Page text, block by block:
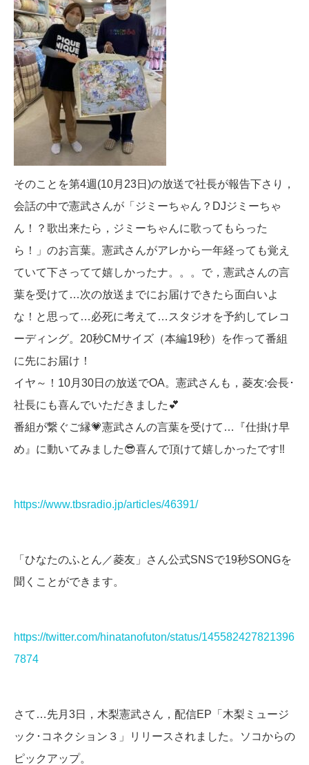
そのことを第4週(10月23日)の放送で社長が報告下さり，
会話の中で憲武さんが「ジミーちゃん？DJジミーちゃ
ん！？歌出来たら，ジミーちゃんに歌ってもらった
ら！」のお言葉。憲武さんがアレから一年経っても覚え
ていて下さってて嬉しかったナ。。。で，憲武さんの言
葉を受けて…次の放送までにお届けできたら面白いよ
な！と思って…必死に考えて…スタジオを予約してレコ
ーディング。20秒CMサイズ（本編19秒）を作って番組
に先にお届け！
イヤ～！10月30日の放送でOA。憲武さんも，菱友:会長･
社長にも喜んでいただきました💕
番組が繋ぐご縁💗憲武さんの言葉を受けて…『仕掛け早
め』に動いてみました😎喜んで頂けて嬉しかったです‼
https://www.tbsradio.jp/articles/46391/
「ひなたのふとん／菱友」さん公式SNSで19秒SONGを
聞くことができます。
https://twitter.com/hinatanofuton/status/145582427821396
7874
さて…先月3日，木梨憲武さん，配信EP「木梨ミュージ
ック･コネクション３」リリースされました。ソコからの
ピックアップ。